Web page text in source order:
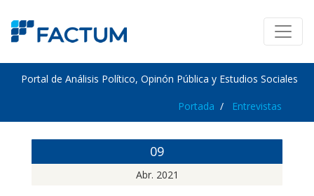
Portal de Análisis Político, Opinón Pública y Estudios Sociales
Portada Entrevistas
09
Abr. 2021